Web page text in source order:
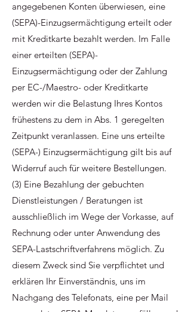
angegebenen Konten überwiesen, eine
(SEPA)-Einzugsermächtigung erteilt oder
mit Kreditkarte bezahlt werden. Im Falle
einer erteilten (SEPA)-
Einzugsermächtigung oder der Zahlung
per EC-/Maestro- oder Kreditkarte
werden wir die Belastung Ihres Kontos
frühestens zu dem in Abs. 1 geregelten
Zeitpunkt veranlassen. Eine uns erteilte
(SEPA-) Einzugsermächtigung gilt bis auf
Widerruf auch für weitere Bestellungen.
(3) Eine Bezahlung der gebuchten
Dienstleistungen / Beratungen ist
ausschließlich im Wege der Vorkasse, auf
Rechnung oder unter Anwendung des
SEPA-Lastschriftverfahrens möglich. Zu
diesem Zweck sind Sie verpflichtet und
erklären Ihr Einverständnis, uns im
Nachgang des Telefonats, eine per Mail